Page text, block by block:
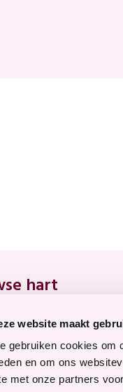
website maakt
gebruiken cookies om
en om ons
met onze partners
hart
8.7